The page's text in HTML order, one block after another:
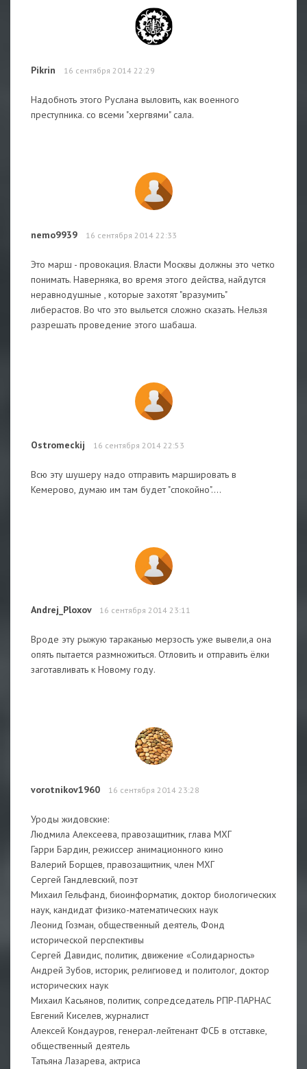
Pikrin 16 сентября 2014 22:29
Надобноть этого Руслана выловить, как военного
преступника. со всеми "хергвями" сала.
nemo9939 16 сентября 2014 22:33
Это марш - провокация. Власти Москвы должны это четко
понимать. Наверняка, во время этого действа, найдутся
неравнодушные , которые захотят "вразумить"
либерастов. Во что это выльется сложно сказать. Нельзя
разрешать проведение этого шабаша.
Ostromeckij 16 сентября 2014 22:53
Всю эту шушеру надо отправить маршировать в
Кемерово, думаю им там будет "спокойно"....
Andrej_Ploxov 16 сентября 2014 23:11
Вроде эту рыжую тараканью мерзость уже вывели,а она
опять пытается размножиться. Отловить и отправить ёлки
заготавливать к Новому году.
vorotnikov1960 16 сентября 2014 23:28
Уроды жидовские:
Людмила Алексеева, правозащитник, глава МХГ
Гарри Бардин, режиссер анимационного кино
Валерий Борщев, правозащитник, член МХГ
Сергей Гандлевский, поэт
Михаил Гельфанд, биоинформатик, доктор биологических
наук, кандидат физико-математических наук
Леонид Гозман, общественный деятель, Фонд
исторической перспективы
Сергей Давидис, политик, движение «Солидарность»
Андрей Зубов, историк, религиовед и политолог, доктор
исторических наук
Михаил Касьянов, политик, сопредседатель РПР-ПАРНАС
Евгений Киселев, журналист
Алексей Кондауров, генерал-лейтенант ФСБ в отставке,
общественный деятель
Татьяна Лазарева, актриса